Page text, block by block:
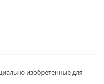
изобретенные для